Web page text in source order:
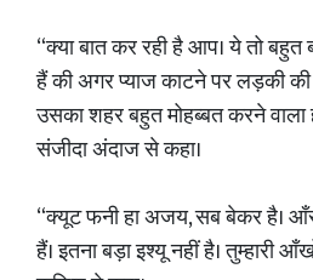
“क्या बात कर रही है आप। ये तो
हैं की अगर प्याज काटने पर लड़की
उसका शहर बहुत मोहब्बत करने वाला
संजीदा अंदाज से कहा।
“क्यूट फनी हा अजय, सब बेकर है।
हैं। इतना बड़ा इश्यू नहीं है। तुम्हारी